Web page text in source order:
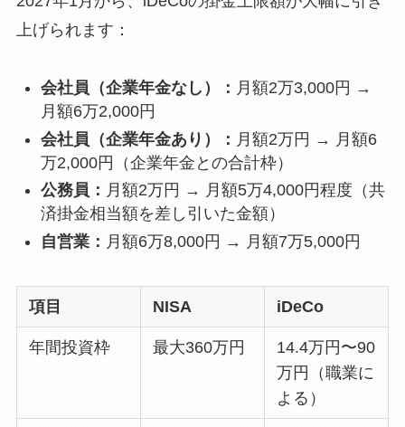
上げられます：
会社員（企業年金なし）： 月額2万3,000円 →
月額6万2,000円
会社員（企業年金あり）： 月額2万円 → 月額6
万2,000円（企業年金との合計枠）
公務員： 月額2万円 → 月額5万4,000円程度（共
済掛金相当額を差し引いた金額）
自営業： 月額6万8,000円 → 月額7万5,000円
項目 NISA iDeCo
年間投資枠 最大360万円
14.4万円〜90
万円（職業に
よる）